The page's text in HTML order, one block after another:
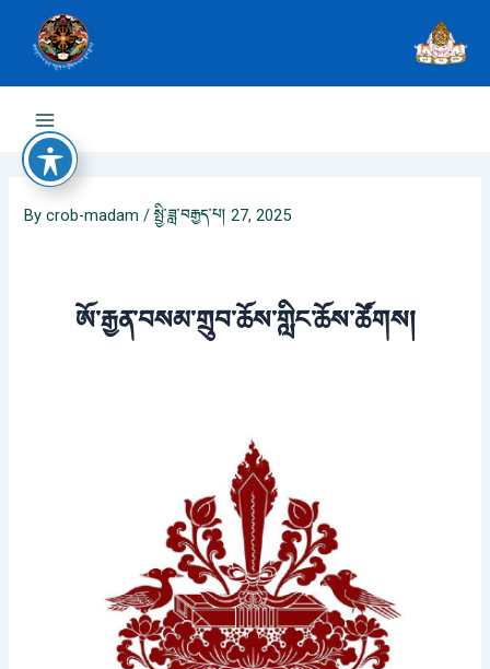
content
Main
Menu
Bycrob-madam /སྤྱི་ཟླ་བརྒྱད་པ། 27, 2025
ཨོ་རྒྱན་བསམ་གྲུབ་ཆོས་གླིང་ཆོས་ཚོགས།